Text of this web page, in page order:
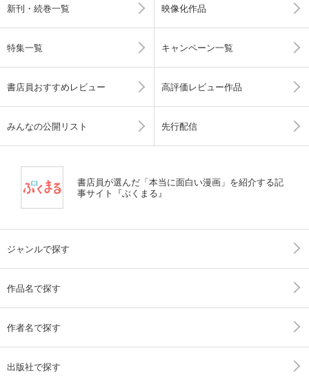
新刊・続巻一覧 映像化作品
特集一覧 キャンペーン一覧
書店員おすすめレビュー 高評価レビュー作品
みんなの公開リスト 先行配信
書店員が選んだ「本当に面白い漫画」を紹介する記
事サイト『ぶくまる』
ジャンルで探す
作品名で探す
作者名で探す
出版社で探す